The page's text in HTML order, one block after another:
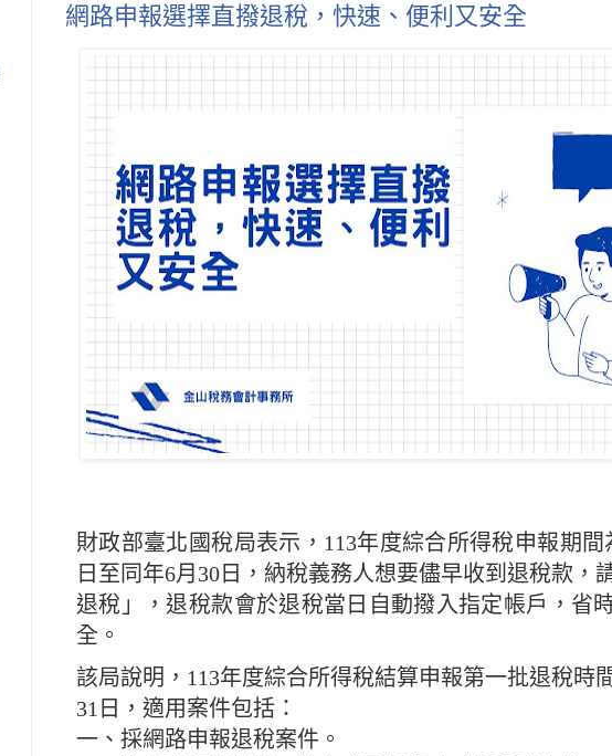
網路申報選擇直撥退稅，快速、便利又安全
財政部臺北國稅局表示，113年度綜合所得稅申報期間
日至同年6月30日，納稅義務人想要儘早收到退稅款，
退稅」，退稅款會於退稅當日自動撥入指定帳戶，省
全。
該局說明，113年度綜合所得稅結算申報第一批退稅時
31日，適用案件包括：
一、採網路申報退稅案件。